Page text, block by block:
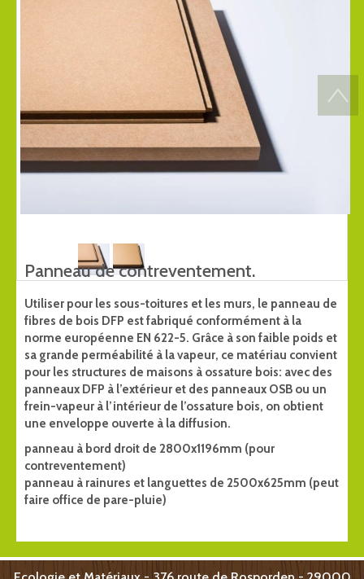
Panneau de contreventement.
Utiliser pour les sous-toitures et les murs, le panneau de
fibres de bois DFP est fabriqué conformément à la
norme européenne EN 622-5. Grâce à son faible poids et
sa grande perméabilité à la vapeur, ce matériau convient
pour les structures de maisons à ossature bois: avec des
panneaux DFP à l’extérieur et des panneaux OSB ou un
frein-vapeur à l’intérieur de l’ossature bois, on obtient
une enveloppe ouverte à la diffusion.
panneau à bord droit de 2800x1196mm (pour
contreventement)
panneau à rainures et languettes de 2500x625mm (peut
faire office de pare-pluie)